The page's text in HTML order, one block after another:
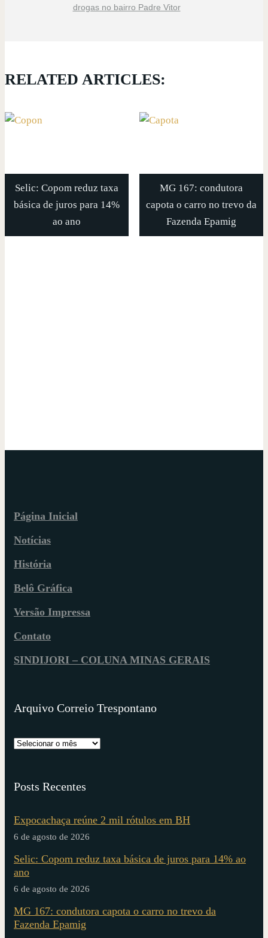
drogas no bairro Padre Vitor
RELATED ARTICLES:
Selic: Copom reduz taxa
básica de juros para 14%
ao ano
MG 167: condutora
capota o carro no trevo da
Fazenda Epamig
Página Inicial
Notícias
História
Belô Gráfica
Versão Impressa
Contato
SINDIJORI – COLUNA MINAS GERAIS
Arquivo Correio Trespontano
Posts Recentes
Expocachaça reúne 2 mil rótulos em BH
6 de agosto de 2026
Selic: Copom reduz taxa básica de juros para 14% ao
ano
6 de agosto de 2026
MG 167: condutora capota o carro no trevo da
Fazenda Epamig